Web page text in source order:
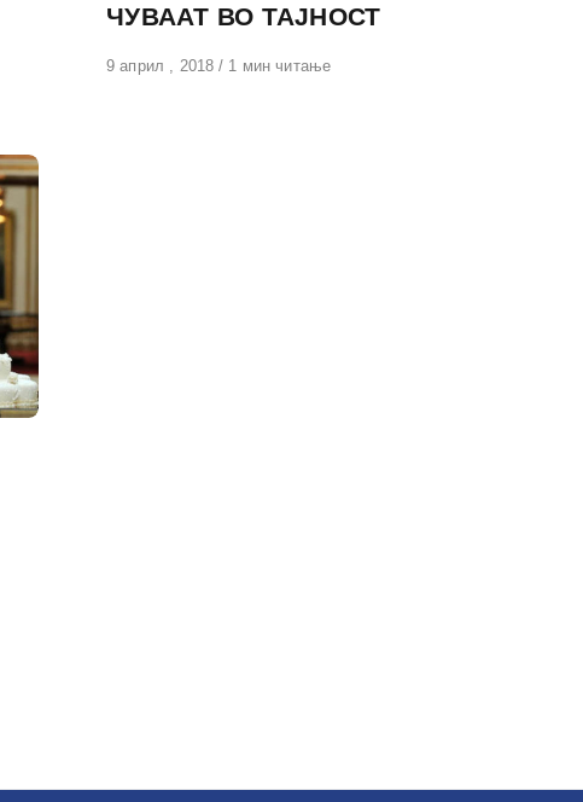
ЧУВААТ ВО ТАЈНОСТ
Објавено
9 април , 2018 1 мин читање